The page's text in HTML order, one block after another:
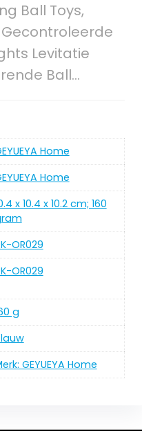
Ball Toys,
Gecontroleerde
Levitatie
Ball…
Home
Home
x 10.4 x 10.2 cm; 160
OR029
OR029
g
GEYUEYA Home